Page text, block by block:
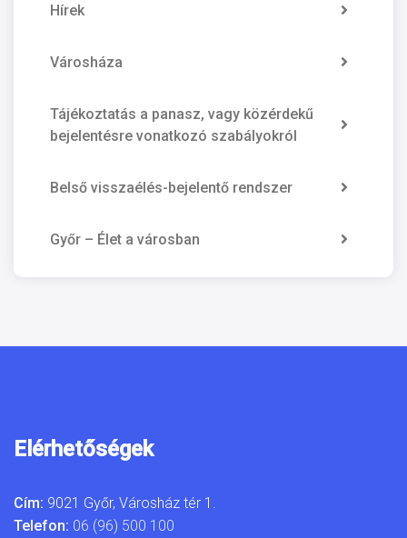
Hírek
Városháza
Tájékoztatás a panasz, vagy közérdekű
bejelentésre vonatkozó szabályokról
Belső visszaélés-bejelentő rendszer
Győr – Élet a városban
Elérhetőségek
Cím: 9021 Győr, Városház tér 1.
Telefon: 06 (96) 500 100